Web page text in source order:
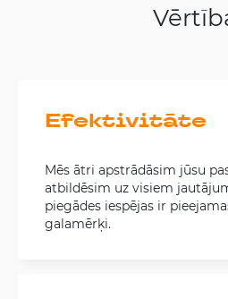
Efektivitāte
Mēs ātri apstrādāsim jūsu
atbildēsim uz visiem
piegādes iespējas ir
galamērķi.